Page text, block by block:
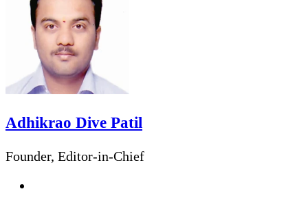
Adhikrao Dive Patil
Founder, Editor-in-Chief